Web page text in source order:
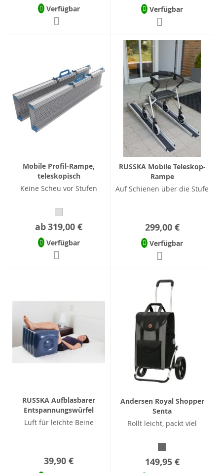
Verfügbar Verfügbar
Mobile Profil-Rampe,
teleskopisch
Keine Scheu vor Stufen
ab319,00 €
Verfügbar
RUSSKA Mobile Teleskop-
Rampe
Auf Schienen über die Stufe
299,00 €
Verfügbar
RUSSKA Aufblasbarer
Entspannungswürfel
Luft für leichte Beine
39,90 €
Andersen Royal Shopper
Senta
Rollt leicht, packt viel
149,95 €